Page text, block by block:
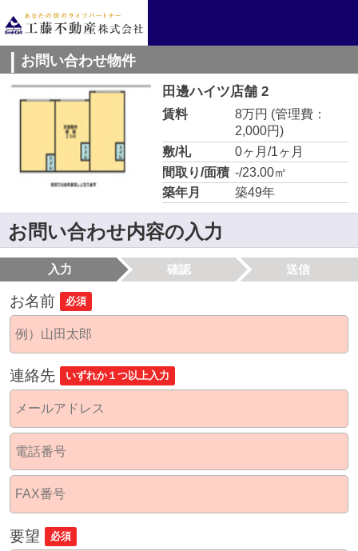
お問い合わせ物件
田邊ハイツ店舗 2
賃料 8万円 (管理費：
2,000円)
敷/礼
0ヶ月/1ヶ月
間取り/面積 -/23.00㎡
築年月
築49年
お問い合わせ内容の入力
入力 確認 送信
お名前 必須
連絡先 いずれか１つ以上入力
要望 必須